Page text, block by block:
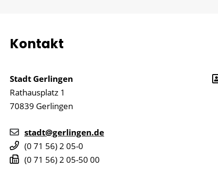
Kontakt
Stadt Gerlingen
Rathausplatz 1
70839 Gerlingen
stadt@gerlingen.de
(0 71 56) 2 05-0
(0 71 56) 2 05-50 00